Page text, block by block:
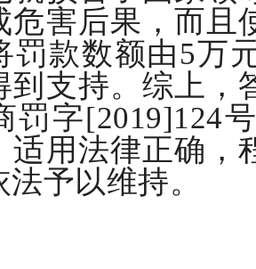
危害后果，而且
罚款数额由5万
到支持。综上，
罚字[2019]124
适用法律正确，
予以维持。